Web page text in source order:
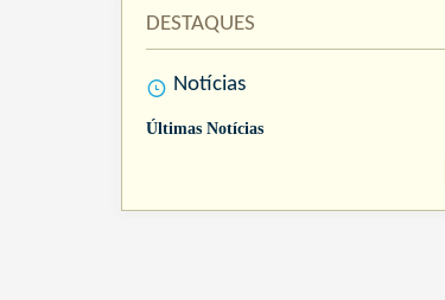
DESTAQUES
Notícias
Últimas Notícias